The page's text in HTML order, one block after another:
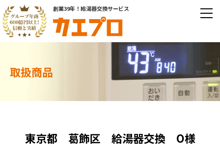
創業39年！給湯器交換サービス
取扱商品
東京都 葛飾区 給湯器交換 O様